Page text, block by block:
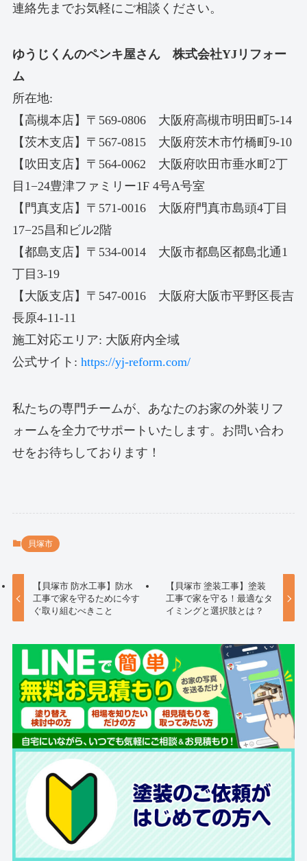
連絡先までお気軽にご相談ください。
ゆうじくんのペンキ屋さん 株式会社YJリフォー
ム
所在地:
【高槻本店】〒569-0806 大阪府高槻市明田町5-14
【茨木支店】〒567-0815 大阪府茨木市竹橋町9-10
【吹田支店】〒564-0062 大阪府吹田市垂水町2丁
目1−24豊津ファミリー1F 4号A号室
【門真支店】〒571-0016 大阪府門真市島頭4丁目
17−25昌和ビル2階
【都島支店】〒534-0014 大阪市都島区都島北通1
丁目3-19
【大阪支店】〒547-0016 大阪府大阪市平野区長吉
長原4-11-11
施工対応エリア: 大阪府内全域
公式サイト: https://yj-reform.com/
私たちの専門チームが、あなたのお家の外装リフ
ォームを全力でサポートいたします。お問い合わ
せをお待ちしております！
貝塚市
【貝塚市 防水工事】防水
工事で家を守るために今す
ぐ取り組むべきこと
【貝塚市 塗装工事】塗装
工事で家を守る！最適なタ
イミングと選択肢とは？